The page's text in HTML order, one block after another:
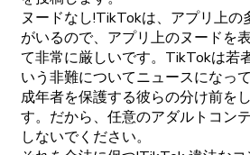
ヌードなし!TikTokは、アプリ上の
がいるので、アプリ上のヌードを
て非常に厳しいです。TikTokは若
いう非難についてニュースになっ
成年者を保護する彼らの分け前を
す。だから、任意のアダルトコン
しないでください。